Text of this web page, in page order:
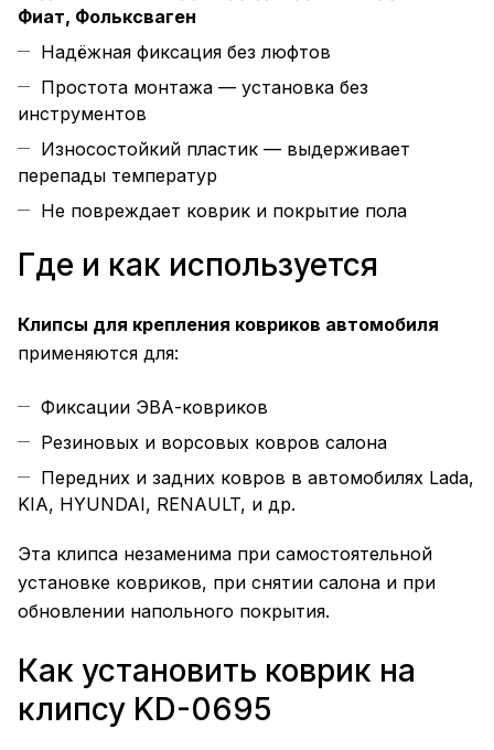
Фиат, Фольксваген
Надёжная фиксация без люфтов
Простота монтажа — установка без
инструментов
Износостойкий пластик — выдерживает
перепады температур
Не повреждает коврик и покрытие пола
Где и как используется
Клипсы для крепления ковриков автомобиля
применяются для:
Фиксации ЭВА-ковриков
Резиновых и ворсовых ковров салона
Передних и задних ковров в автомобилях Lada,
KIA, HYUNDAI, RENAULT, и др.
Эта клипса незаменима при самостоятельной
установке ковриков, при снятии салона и при
обновлении напольного покрытия.
Как установить коврик на
клипсу KD-0695